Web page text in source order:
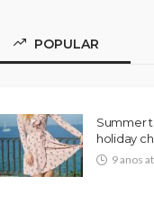
POPULAR
Summer
holiday
9 anos